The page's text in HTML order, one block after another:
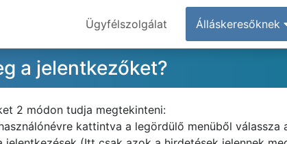
Ügyfélszolgálat Álláskeresőknek
a jelentkezőket?
2 módon tudja megtekinteni:
kattintva a legördülő menüből válassza